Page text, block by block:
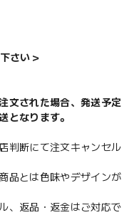
さい＞
文された場合、発送予定
となります。
判断にて注文キャンセル
品とは色味やデザインが
、返品・返金はご対応で